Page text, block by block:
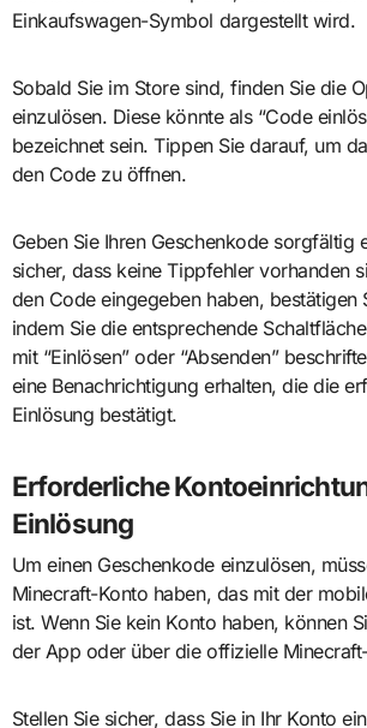
Einkaufswagen-Symbol dargestellt wird.
Sobald Sie im Store sind, finden Sie die
einzulösen. Diese könnte als “Code
bezeichnet sein. Tippen Sie darauf, um
den Code zu öffnen.
Geben Sie Ihren Geschenkode sorgfältig
sicher, dass keine Tippfehler vorhanden
den Code eingegeben haben, bestätigen
indem Sie die entsprechende
mit “Einlösen” oder “Absenden”
eine Benachrichtigung erhalten, die die
Einlösung bestätigt.
Erforderliche
Einlösung
Um einen Geschenkode einzulösen,
Minecraft-Konto haben, das mit der
ist. Wenn Sie kein Konto haben, können
der App oder über die offizielle
Stellen Sie sicher, dass Sie in Ihr Konto